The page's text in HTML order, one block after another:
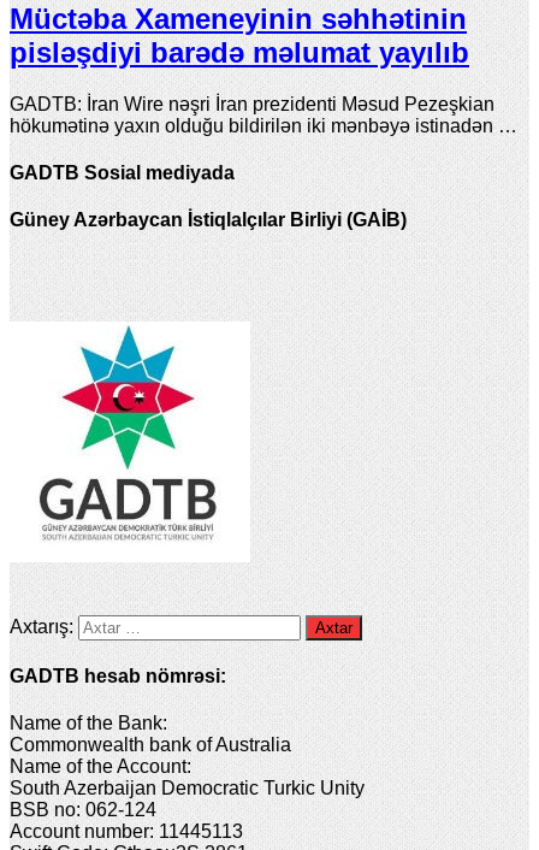
Müctəba Xameneyinin səhhətinin
pisləşdiyi barədə məlumat yayılıb
GADTB: İran Wire nəşri İran prezidenti Məsud Pezeşkian
hökumətinə yaxın olduğu bildirilən iki mənbəyə istinadən …
GADTB Sosial mediyada
Güney Azərbaycan İstiqlalçılar Birliyi (GAİB)
Axtarış:
GADTB hesab nömrəsi:
Name of the Bank:
Commonwealth bank of Australia
Name of the Account:
South Azerbaijan Democratic Turkic Unity
BSB no: 062-124
Account number: 11445113